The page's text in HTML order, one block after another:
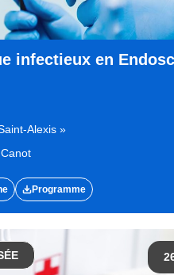
infectieux en
Alexis »
Programme